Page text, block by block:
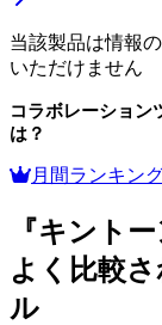
当該製品は情報
いただけません
コラボレーション
は？
月間ランキン
『キント
よく比較
ル